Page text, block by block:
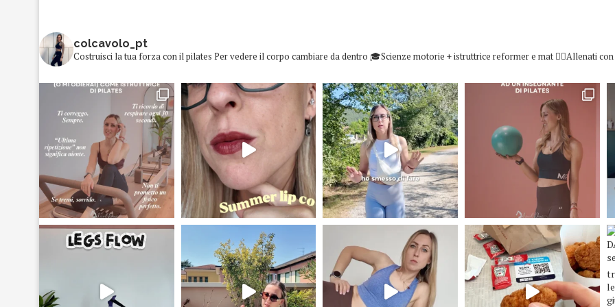
colcavolo_pt
Costruisci la tua forza con il pilates Per vedere il corpo cambiare da dentro 🎓Scienze motorie + istruttrice reformer e mat 👇🏻Allenati